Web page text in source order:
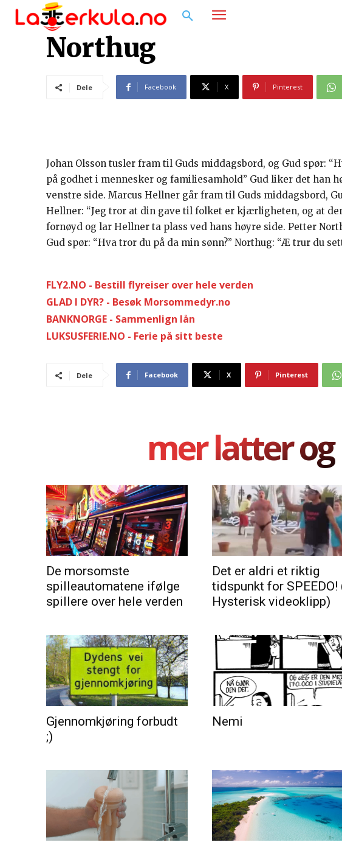
Northug
Dele Facebook X Pinterest
Johan Olsson tusler fram til Guds middagsbord, og Gud spør:
på godhet i mennesker og familiesamhold” Gud liker det han
venstre side. Marcus Hellner går fram til Guds middagsbord,
Hellner: “Jeg tror at din gave til folket er kjærligheten, og at
fornøyd og lar Hellner ta plass ved hans høyre side. Petter
Gud spør: “Hva tror du på da min sønn?” Northug: “Æ trur du
FLY2.NO - Bestill flyreiser over hele verden
GLAD I DYR? - Besøk Morsommedyr.no
BANKNORGE - Sammenlign lån
LUKSUSFERIE.NO - Ferie på sitt beste
Dele Facebook X Pinterest
mer latter
De morsomste
spilleautomatene ifølge
spillere over hele verden
Det er aldri et riktig
tidspunkt for SPEEDO!
Hysterisk videoklipp)
Gjennomkjøring forbudt
;)
Nemi